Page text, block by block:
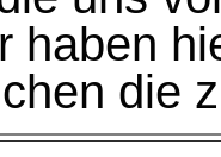
haben
die